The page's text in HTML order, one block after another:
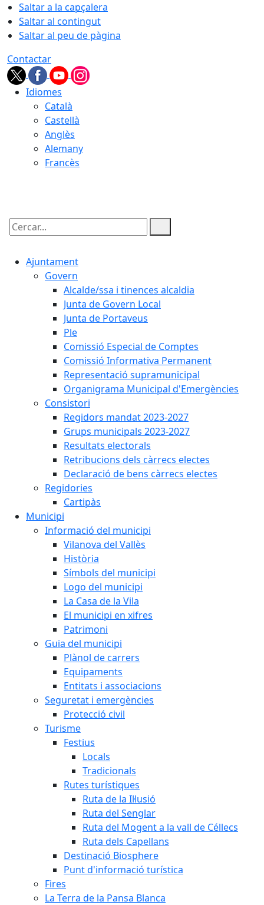
Saltar a la capçalera
Saltar al contingut
Saltar al peu de pàgina
Contactar
Idiomes
Català
Castellà
Anglès
Alemany
Francès
Cercar:
Ajuntament
Govern
Alcalde/ssa i tinences alcaldia
Junta de Govern Local
Junta de Portaveus
Ple
Comissió Especial de Comptes
Comissió Informativa Permanent
Representació supramunicipal
Organigrama Municipal d'Emergències
Consistori
Regidors mandat 2023-2027
Grups municipals 2023-2027
Resultats electorals
Retribucions dels càrrecs electes
Declaració de bens càrrecs electes
Regidories
Cartipàs
Municipi
Informació del municipi
Vilanova del Vallès
Història
Símbols del municipi
Logo del municipi
La Casa de la Vila
El municipi en xifres
Patrimoni
Guia del municipi
Plànol de carrers
Equipaments
Entitats i associacions
Seguretat i emergències
Protecció civil
Turisme
Festius
Locals
Tradicionals
Rutes turístiques
Ruta de la Il·lusió
Ruta del Senglar
Ruta del Mogent a la vall de Céllecs
Ruta dels Capellans
Destinació Biosphere
Punt d'informació turística
Fires
La Terra de la Pansa Blanca